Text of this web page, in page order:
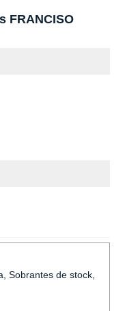
FRANCISO
Sobrantes de stock,